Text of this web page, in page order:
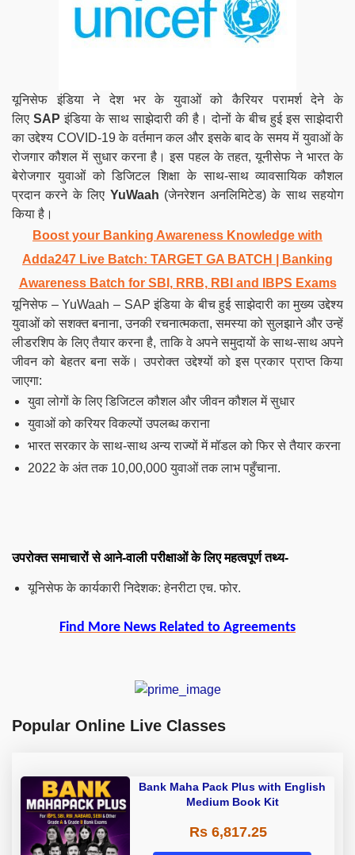
यूनिसेफ इंडिया ने देश भर के युवाओं को कैरियर परामर्श देने के
लिए SAPइंडिया के साथ साझेदारी की है। दोनों के बीच हुई इस साझेदारी
का उद्देश्य COVID-19 के वर्तमान कल और इसके बाद के समय में युवाओं के
रोजगार कौशल में सुधार करना है। इस पहल के तहत, यूनीसेफ ने भारत के
बेरोजगार युवाओं को डिजिटल शिक्षा के साथ-साथ व्यावसायिक कौशल
प्रदान करने के लिए YuWaah (जेनरेशन अनलिमिटेड) के साथ सहयोग
किया है।
Boost your Banking Awareness Knowledge with
Adda247 Live Batch: TARGET GA BATCH
| Banking
Awareness Batch for SBI, RRB, RBI and IBPS Exams
यूनिसेफ – YuWaah – SAP इंडिया के बीच हुई साझेदारी का मुख्य उद्देश्य
युवाओं को सशक्त बनाना, उनकी रचनात्मकता, समस्या को सुलझाने और उन्हें
लीडरशिप के लिए तैयार करना है, ताकि वे अपने समुदायों के साथ-साथ अपने
जीवन को बेहतर बना सकें। उपरोक्त उद्देश्यों को इस प्रकार प्राप्त किया
जाएगा:
युवा लोगों के लिए डिजिटल कौशल और जीवन कौशल में सुधार
युवाओं को करियर विकल्पों उपलब्ध कराना
भारत सरकार के साथ-साथ अन्य राज्यों में मॉडल को फिर से तैयार करना
2022 के अंत तक 10,00,000 युवाओं तक लाभ पहुँचाना.
उपरोक्त समाचारों से आने-वाली परीक्षाओं के लिए महत्वपूर्ण तथ्य-
यूनिसेफ के कार्यकारी निदेशक: हेनरीटा एच. फोर.
Find More News Related to Agreements
Popular Online Live Classes
Bank Maha Pack Plus with English
Medium Book Kit
Rs 6,817.25